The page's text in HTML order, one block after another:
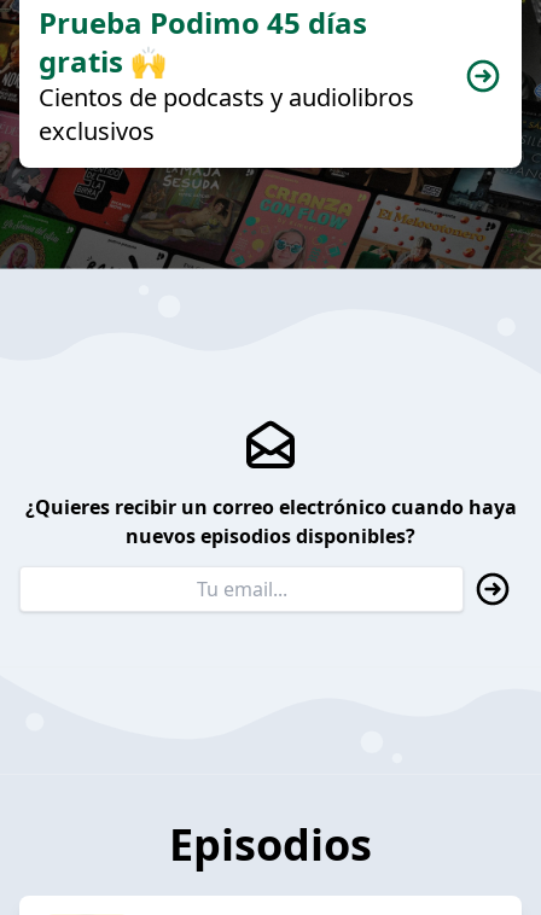
Prueba Podimo 45 días
gratis 🙌
Cientos de podcasts y audiolibros
exclusivos
¿Quieres recibir un correo electrónico cuando haya
nuevos episodios disponibles?
Episodios